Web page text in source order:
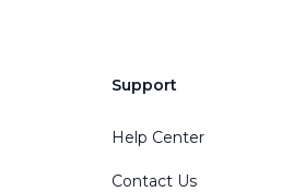
Support
Help Center
Contact Us